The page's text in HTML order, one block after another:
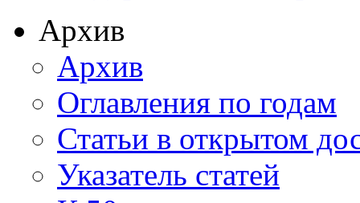
Архив
Архив
Оглавления по годам
Статьи в открытом
Указатель статей